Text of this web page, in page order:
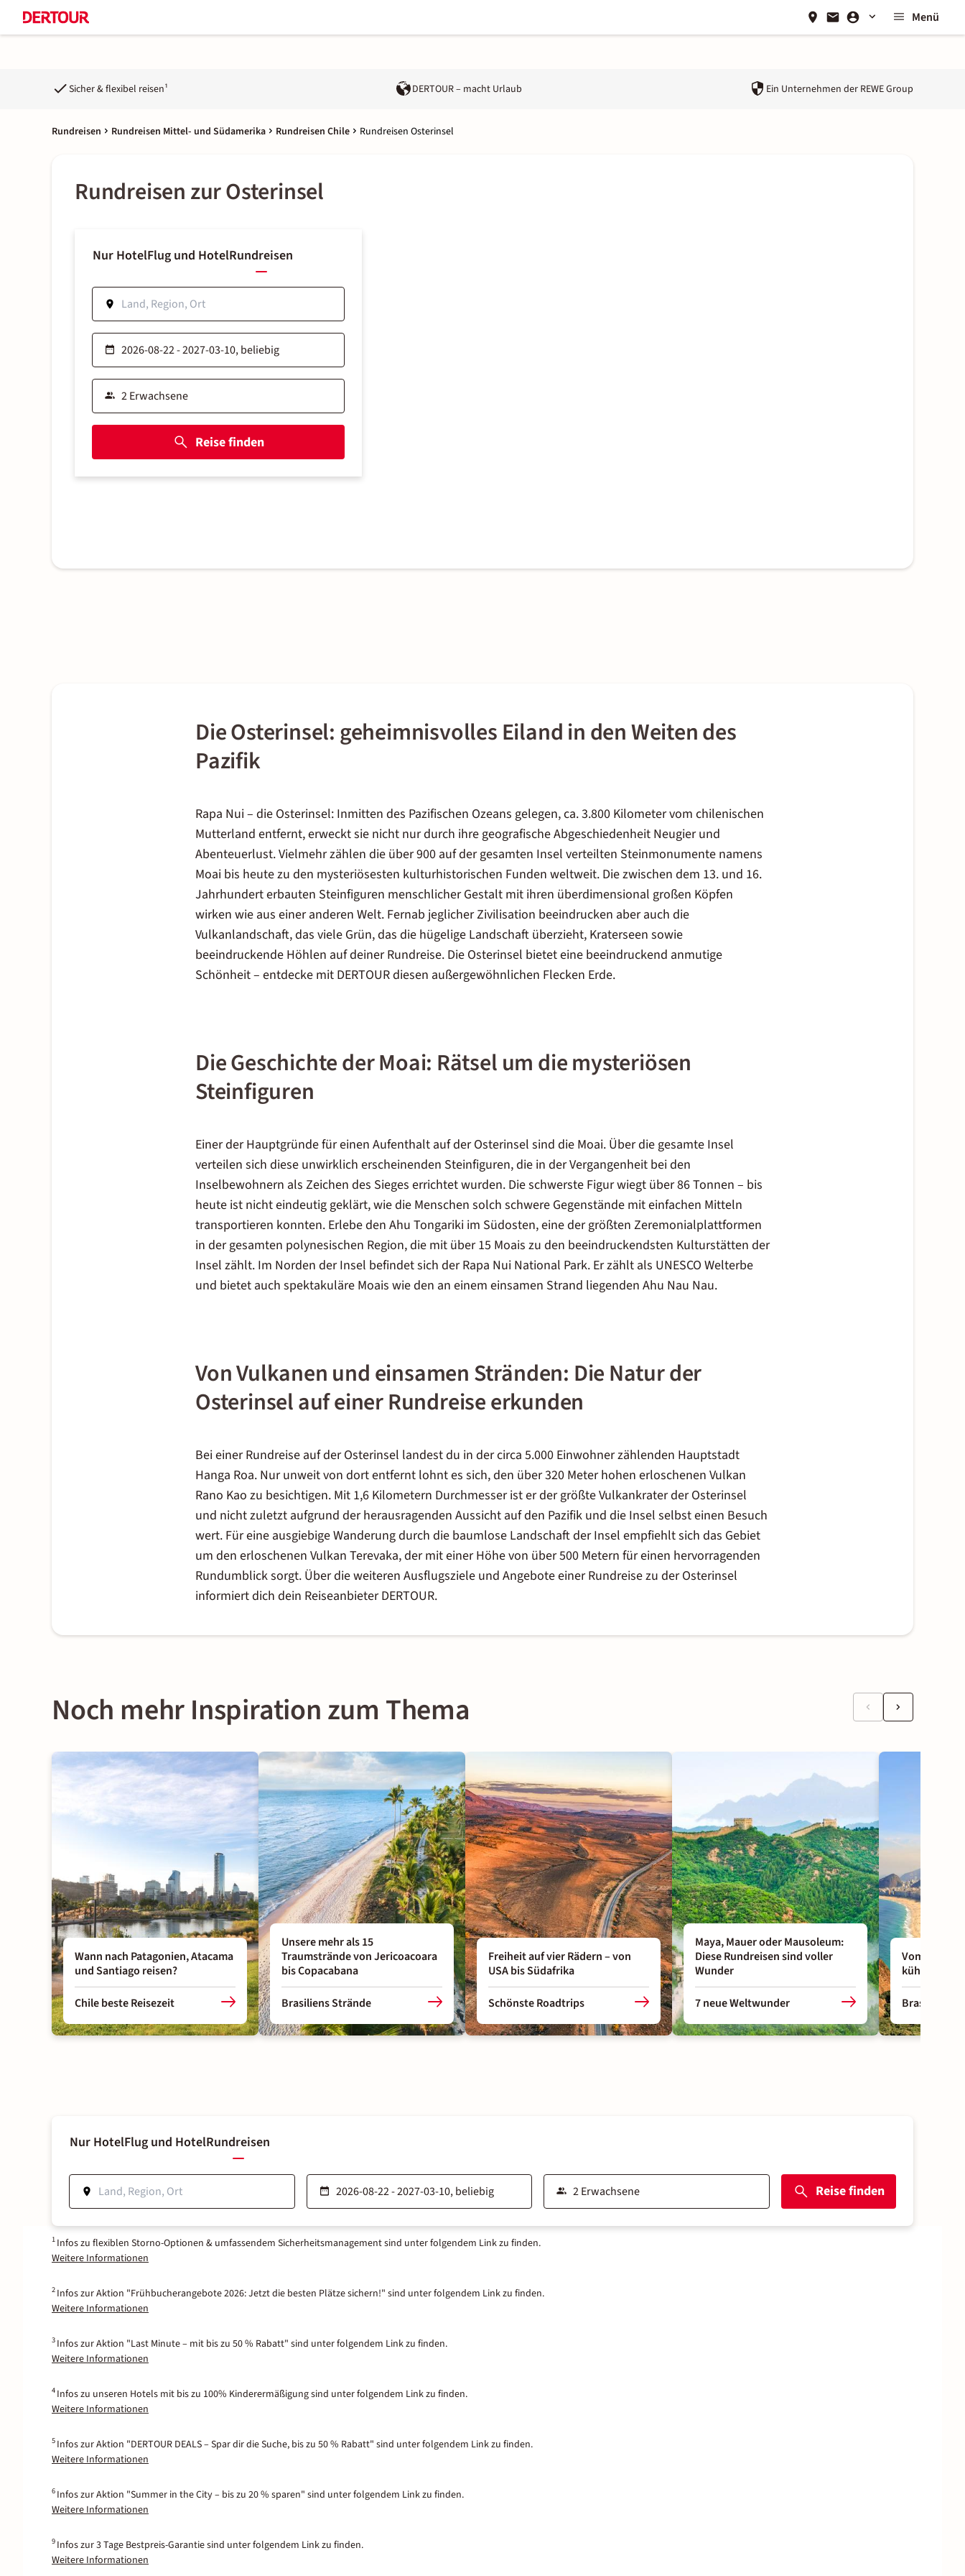
Menü
Sicher & flexibel reisen¹ DERTOUR – macht Urlaub Ein Unternehmen der REWE Group
Rundreisen Rundreisen Mittel- und Südamerika Rundreisen Chile Rundreisen Osterinsel
Rundreisen zur Osterinsel
Nur HotelFlug und HotelRundreisen
Reise finden
Die Osterinsel: geheimnisvolles Eiland in den Weiten des
Pazifik
Rapa Nui – die Osterinsel: Inmitten des Pazifischen Ozeans gelegen, ca. 3.800 Kilometer vom chilenischen
Mutterland entfernt, erweckt sie nicht nur durch ihre geografische Abgeschiedenheit Neugier und
Abenteuerlust. Vielmehr zählen die über 900 auf der gesamten Insel verteilten Steinmonumente namens
Moai bis heute zu den mysteriösesten kulturhistorischen Funden weltweit. Die zwischen dem 13. und 16.
Jahrhundert erbauten Steinfiguren menschlicher Gestalt mit ihren überdimensional großen Köpfen
wirken wie aus einer anderen Welt. Fernab jeglicher Zivilisation beeindrucken aber auch die
Vulkanlandschaft, das viele Grün, das die hügelige Landschaft überzieht, Kraterseen sowie
beeindruckende Höhlen auf deiner Rundreise. Die Osterinsel bietet eine beeindruckend anmutige
Schönheit – entdecke mit DERTOUR diesen außergewöhnlichen Flecken Erde.
Die Geschichte der Moai: Rätsel um die mysteriösen
Steinfiguren
Einer der Hauptgründe für einen Aufenthalt auf der Osterinsel sind die Moai. Über die gesamte Insel
verteilen sich diese unwirklich erscheinenden Steinfiguren, die in der Vergangenheit bei den
Inselbewohnern als Zeichen des Sieges errichtet wurden. Die schwerste Figur wiegt über 86 Tonnen – bis
heute ist nicht eindeutig geklärt, wie die Menschen solch schwere Gegenstände mit einfachen Mitteln
transportieren konnten. Erlebe den Ahu Tongariki im Südosten, eine der größten Zeremonialplattformen
in der gesamten polynesischen Region, die mit über 15 Moais zu den beeindruckendsten Kulturstätten der
Insel zählt. Im Norden der Insel befindet sich der Rapa Nui National Park. Er zählt als UNESCO Welterbe
und bietet auch spektakuläre Moais wie den an einem einsamen Strand liegenden Ahu Nau Nau.
Von Vulkanen und einsamen Stränden: Die Natur der
Osterinsel auf einer Rundreise erkunden
Bei einer Rundreise auf der Osterinsel landest du in der circa 5.000 Einwohner zählenden Hauptstadt
Hanga Roa. Nur unweit von dort entfernt lohnt es sich, den über 320 Meter hohen erloschenen Vulkan
Rano Kao zu besichtigen. Mit 1,6 Kilometern Durchmesser ist er der größte Vulkankrater der Osterinsel
und nicht zuletzt aufgrund der herausragenden Aussicht auf den Pazifik und die Insel selbst einen Besuch
wert. Für eine ausgiebige Wanderung durch die baumlose Landschaft der Insel empfiehlt sich das Gebiet
um den erloschenen Vulkan Terevaka, der mit einer Höhe von über 500 Metern für einen hervorragenden
Rundumblick sorgt. Über die weiteren Ausflugsziele und Angebote einer Rundreise zu der Osterinsel
informiert dich dein Reiseanbieter DERTOUR.
Noch mehr Inspiration zum Thema
Wann nach Patagonien, Atacama
und Santiago reisen?
Chile beste Reisezeit
Unsere mehr als 15
Traumstrände von Jericoacoara
bis Copacabana
Brasiliens Strände
Freiheit auf vier Rädern – von
USA bis Südafrika
Schönste Roadtrips
Maya, Mauer oder Mausoleum:
Diese Rundreisen sind voller
Wunder
7 neue Weltwunder
Vom
kühlen
Brasilien
Nur HotelFlug und HotelRundreisen
Reise finden
1 Infos zu flexiblen Storno-Optionen & umfassendem Sicherheitsmanagement sind unter folgendem Link zu finden.
Weitere Informationen
2 Infos zur Aktion "Frühbucherangebote 2026: Jetzt die besten Plätze sichern!" sind unter folgendem Link zu finden.
Weitere Informationen
3 Infos zur Aktion "Last Minute – mit bis zu 50 % Rabatt" sind unter folgendem Link zu finden.
Weitere Informationen
4 Infos zu unseren Hotels mit bis zu 100% Kinderermäßigung sind unter folgendem Link zu finden.
Weitere Informationen
5 Infos zur Aktion "DERTOUR DEALS – Spar dir die Suche, bis zu 50 % Rabatt" sind unter folgendem Link zu finden.
Weitere Informationen
6 Infos zur Aktion "Summer in the City – bis zu 20 % sparen" sind unter folgendem Link zu finden.
Weitere Informationen
9 Infos zur 3 Tage Bestpreis-Garantie sind unter folgendem Link zu finden.
Weitere Informationen